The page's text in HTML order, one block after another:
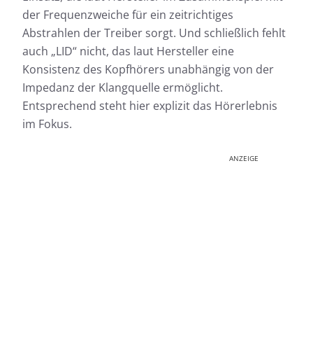
der Frequenzweiche für ein zeitrichtiges
Abstrahlen der Treiber sorgt. Und schließlich fehlt
auch „LID“ nicht, das laut Hersteller eine
Konsistenz des Kopfhörers unabhängig von der
Impedanz der Klangquelle ermöglicht.
Entsprechend steht hier explizit das Hörerlebnis
im Fokus.
ANZEIGE